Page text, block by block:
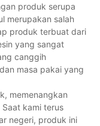
produk serupa
merupakan salah
produk terbuat dari
yang sangat
canggih
masa pakai yang
memenangkan
kami terus
negeri, produk ini